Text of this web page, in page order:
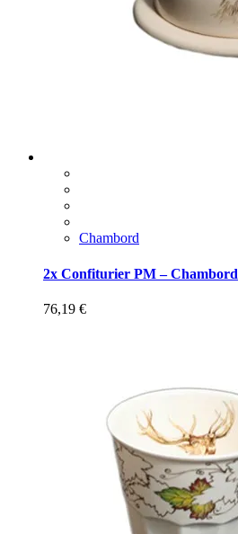
Chambord
2x Confiturier PM – Chambord
76,19 €